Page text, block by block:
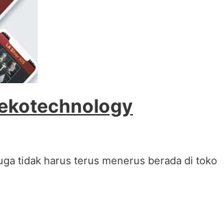
tidak harus terus menerus berada di toko